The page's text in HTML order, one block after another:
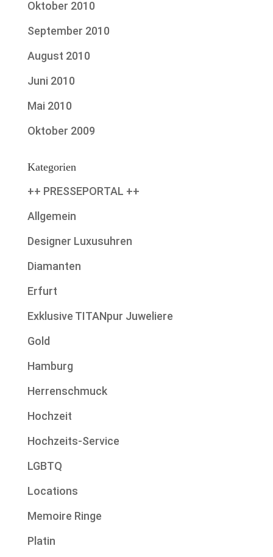
Oktober 2010
September 2010
August 2010
Juni 2010
Mai 2010
Oktober 2009
Kategorien
++ PRESSEPORTAL ++
Allgemein
Designer Luxusuhren
Diamanten
Erfurt
Exklusive TITANpur Juweliere
Gold
Hamburg
Herrenschmuck
Hochzeit
Hochzeits-Service
LGBTQ
Locations
Memoire Ringe
Platin